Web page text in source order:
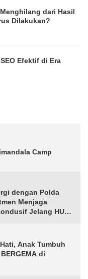
dari Hasil
Dilakukan?
Efektif di Era
Camp
dengan Polda
Menjaga
Jelang HUT
Anak Tumbuh
di